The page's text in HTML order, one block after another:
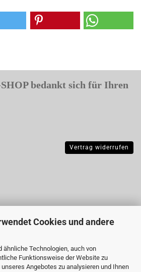
Cookies und andere
ähnliche Technologien, auch von
Funktionsweise der Website zu
Angebotes zu analysieren und Ihnen
bedankt sich für Ihren
Vertrag widerrufen